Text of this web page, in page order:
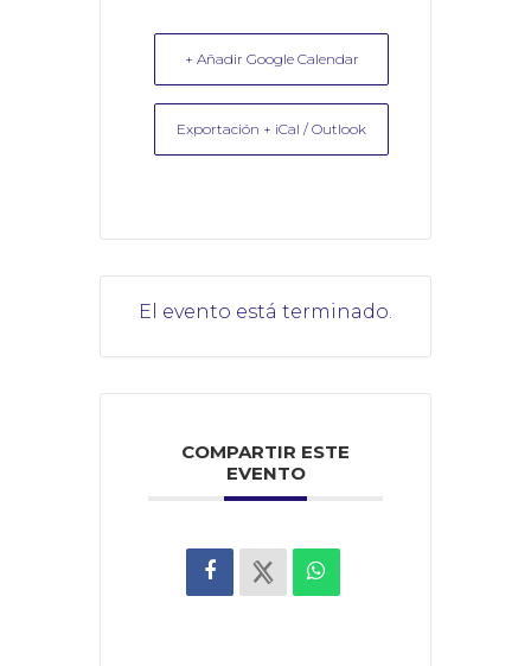
+ Añadir Google Calendar
Exportación + iCal / Outlook
El evento está terminado.
COMPARTIR ESTE
EVENTO